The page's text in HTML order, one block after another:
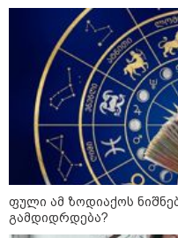
რა
ფული ამ ზოდიაქოს
გამდიდრდება?